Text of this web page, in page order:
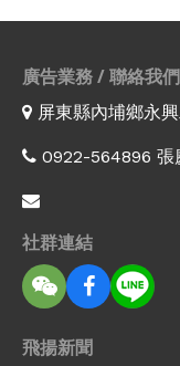
廣告業務 / 聯絡我們
屏東縣內埔鄉永
0922-564896 張
社群連結
飛揚新聞